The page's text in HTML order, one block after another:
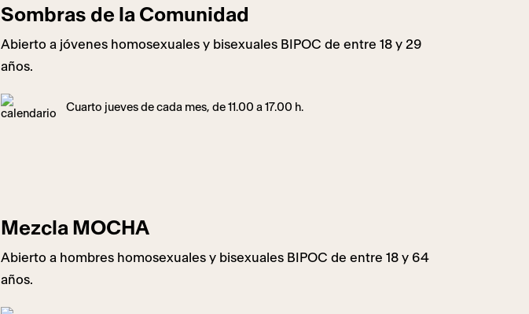
Sombras de la Comunidad
Abierto a jóvenes homosexuales y bisexuales BIPOC de entre 18 y 29
años.
Cuarto jueves de cada mes, de 11.00 a 17.00 h.
Mezcla MOCHA
Abierto a hombres homosexuales y bisexuales BIPOC de entre 18 y 64
años.